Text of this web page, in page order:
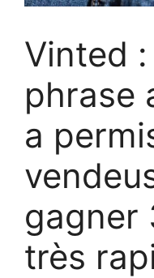
Vinted
phrase
a
gagner
très